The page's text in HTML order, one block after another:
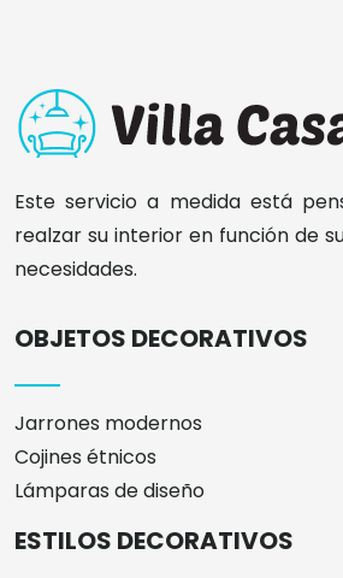
Este servicio a medida está
realzar su interior en función de
necesidades.
OBJETOS DECORATIVOS
Jarrones modernos
Cojines étnicos
Lámparas de diseño
ESTILOS DECORATIVOS